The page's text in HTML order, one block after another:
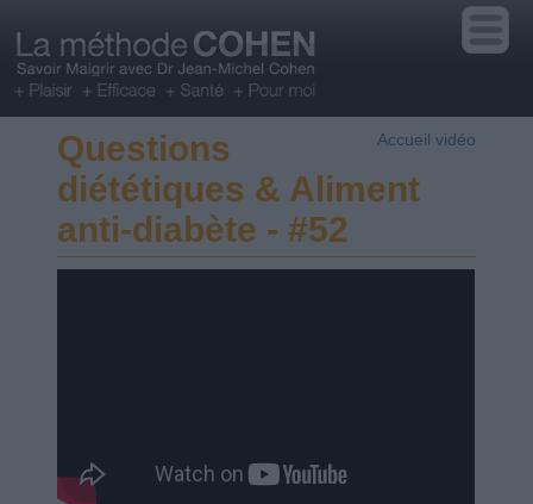
Accueil vidéo
Questions
diététiques & Aliment
anti-diabète - #52